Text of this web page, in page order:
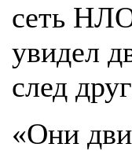
сеть
увидел
след
«Они